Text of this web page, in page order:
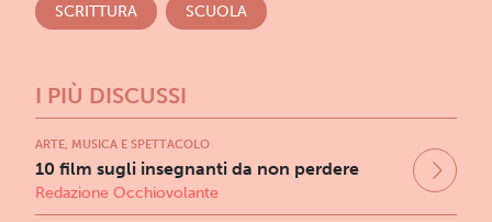
SCRITTURA
SCUOLA
I PIÙ DISCUSSI
ARTE, MUSICA E SPETTACOLO
10 film sugli insegnanti da non perdere
Redazione Occhiovolante